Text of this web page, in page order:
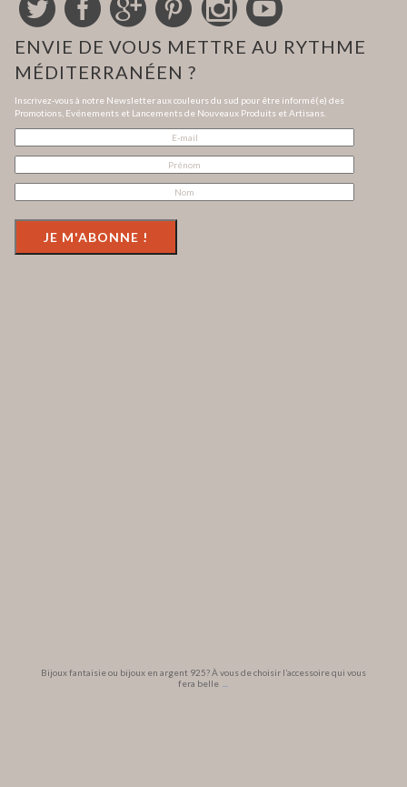
ENVIE DE VOUS METTRE AU RYTHME
MÉDITERRANÉEN ?
Inscrivez-vous à notre Newsletter aux couleurs du sud pour être informé(e) des
Promotions, Evénements et Lancements de Nouveaux Produits et Artisans.
Bijoux fantaisie ou bijoux en argent 925? À vous de choisir l’accessoire qui vous
fera belle